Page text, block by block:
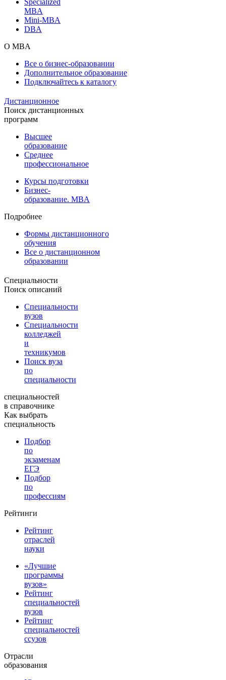
MBA
Mini-MBA
DBA
О MBA
Все о бизнес-образовании
Дополнительное образование
Подключайтесь к каталогу
Дистанционное
Поиск дистанционных
программ
Высшее
образование
Среднее
профессиональное
Курсы подготовки
Бизнес-
образование. MBA
Подробнее
Формы дистанционного
обучения
Все о дистанционном
образовании
Специальности
Поиск описаний
Специальности
вузов
Специальности
колледжей
и
техникумов
Поиск вуза
по
специальности
специальностей
в справочнике
Как выбрать
специальность
Подбор
по
экзаменам
ЕГЭ
Подбор
по
профессиям
Рейтинги
Рейтинг
отраслей
науки
«Лучшие
программы
вузов»
Рейтинг
специальностей
вузов
Рейтинг
специальностей
ссузов
Отрасли
образования